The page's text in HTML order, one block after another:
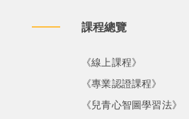
課程總覽
《線上課程》
《專業認證課程》
《兒青心智圖學習法》